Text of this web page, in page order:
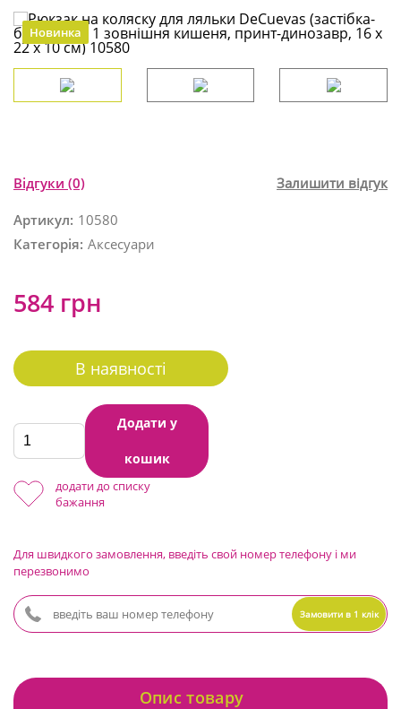
Новинка
Відгуки (0) Залишити відгук
Артикул: 10580
Категорія: Аксесуари
584 грн
В наявності
Додати у
кошик
додати до списку
бажання
Для швидкого замовлення, введіть свой номер телефону і ми
перезвонимо
Замовити в 1 клік
Опис товару